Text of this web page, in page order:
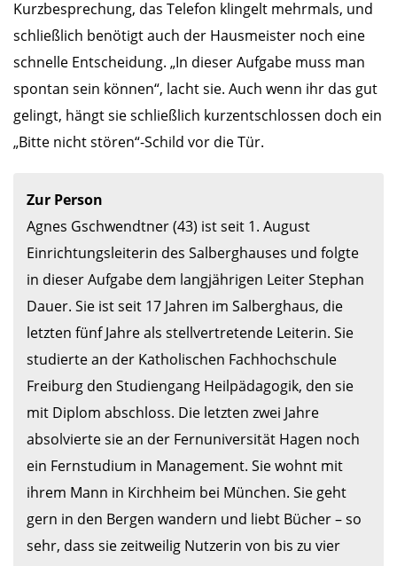
Kurzbesprechung, das Telefon klingelt mehrmals, und
schließlich benötigt auch der Hausmeister noch eine
schnelle Entscheidung. „In dieser Aufgabe muss man
spontan sein können“, lacht sie. Auch wenn ihr das gut
gelingt, hängt sie schließlich kurzentschlossen doch ein
„Bitte nicht stören“-Schild vor die Tür.
Zur Person
Agnes Gschwendtner (43) ist seit 1. August
Einrichtungsleiterin des Salberghauses und folgte
in dieser Aufgabe dem langjährigen Leiter Stephan
Dauer. Sie ist seit 17 Jahren im Salberghaus, die
letzten fünf Jahre als stellvertretende Leiterin. Sie
studierte an der Katholischen Fachhochschule
Freiburg den Studiengang Heilpädagogik, den sie
mit Diplom abschloss. Die letzten zwei Jahre
absolvierte sie an der Fernuniversität Hagen noch
ein Fernstudium in Management. Sie wohnt mit
ihrem Mann in Kirchheim bei München. Sie geht
gern in den Bergen wandern und liebt Bücher – so
sehr, dass sie zeitweilig Nutzerin von bis zu vier